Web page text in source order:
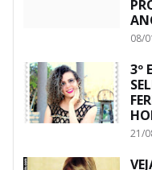
08/
3º
21/